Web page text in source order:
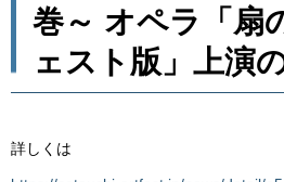
巻～ オペラ「扇
ェスト版」上演
詳しくは